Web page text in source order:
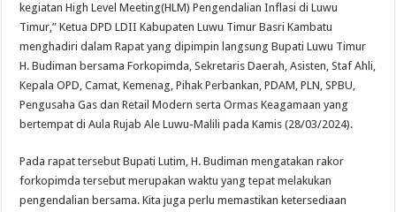
kegiatan High Level Meeting(HLM) Pengendalian Inflasi di Luwu
Timur,” Ketua DPD LDII Kabupaten Luwu Timur Basri Kambatu
menghadiri dalam Rapat yang dipimpin langsung Bupati Luwu Timur
H. Budiman bersama Forkopimda, Sekretaris Daerah, Asisten, Staf Ahli,
Kepala OPD, Camat, Kemenag, Pihak Perbankan, PDAM, PLN, SPBU,
Pengusaha Gas dan Retail Modern serta Ormas Keagamaan yang
bertempat di Aula Rujab Ale Luwu-Malili pada Kamis (28/03/2024).
Pada rapat tersebut Bupati Lutim, H. Budiman mengatakan rakor
forkopimda tersebut merupakan waktu yang tepat melakukan
pengendalian bersama. Kita juga perlu memastikan ketersediaan